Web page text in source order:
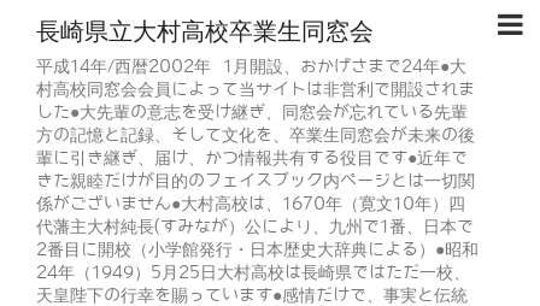
長崎県立大村高校卒業生同窓会
平成14年/西暦2002年 1月開設、おかげさまで24年●大
村高校同窓会会員によって当サイトは非営利で開設されま
した●大先輩の意志を受け継ぎ、同窓会が忘れている先輩
方の記憶と記録、そして文化を、卒業生同窓会が未来の後
輩に引き継ぎ、届け、かつ情報共有する役目です●近年で
きた親睦だけが目的のフェイスブック内ページとは一切関
係がございません●大村高校は、1670年（寛文10年）四
代藩主大村純長(すみなが）公により、九州で1番、日本で
2番目に開校（小学館発行・日本歴史大辞典による）●昭和
24年（1949）5月25日大村高校は長崎県ではただ一校、
天皇陛下の行幸を賜っています●感情だけで、事実と伝統